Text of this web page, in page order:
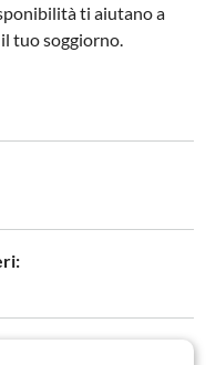
ti aiutano a
tuo soggiorno.